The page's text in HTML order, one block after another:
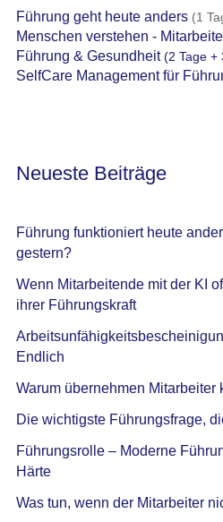
Führung geht heute anders(1
Menschen verstehen -
Führung & Gesundheit(2 Tage +
SelfCare Management für
Neueste Beiträge
Führung funktioniert heute
gestern?
Wenn Mitarbeitende mit der KI
ihrer Führungskraft
Endlich
Warum übernehmen Mitarbeiter
Die wichtigste Führungsfrage,
Führungsrolle – Moderne
Härte
Was tun, wenn der Mitarbeiter